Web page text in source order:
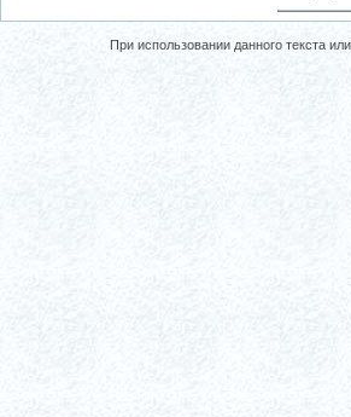
При использовании данного текста